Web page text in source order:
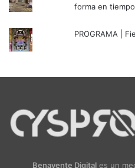
forma en
PROGRAMA |
Benavente Digital es un